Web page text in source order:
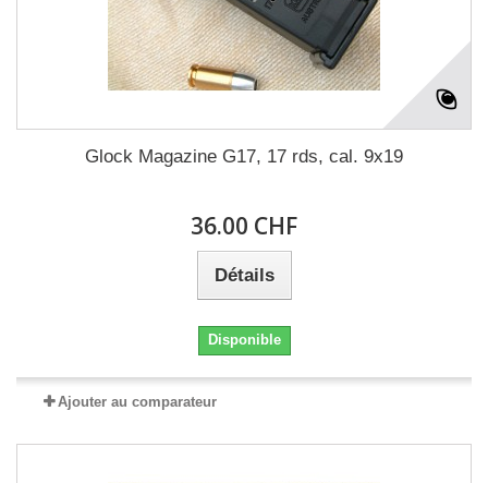
Glock Magazine G17, 17 rds, cal. 9x19
36.00 CHF
Détails
Disponible
Ajouter au comparateur